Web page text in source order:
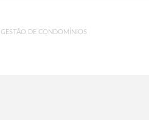
GESTÃO DE CONDOMÍNIOS